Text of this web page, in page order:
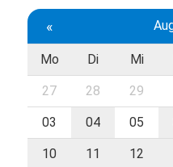
«
Mo Di Mi
27 28 29
03 04 05
10 11 12